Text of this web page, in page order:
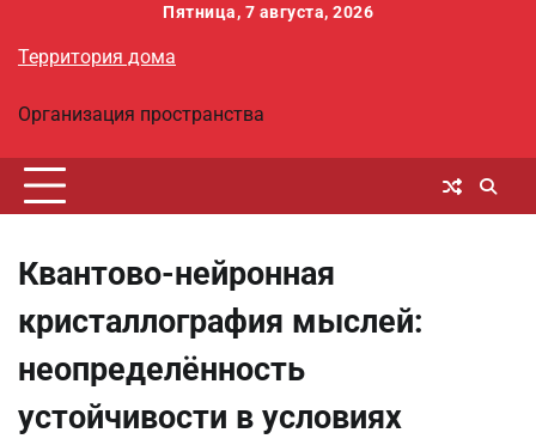
содержимому
Пятница, 7 августа, 2026
Территория дома
Организация пространства
Квантово-нейронная
кристаллография мыслей:
неопределённость
устойчивости в условиях